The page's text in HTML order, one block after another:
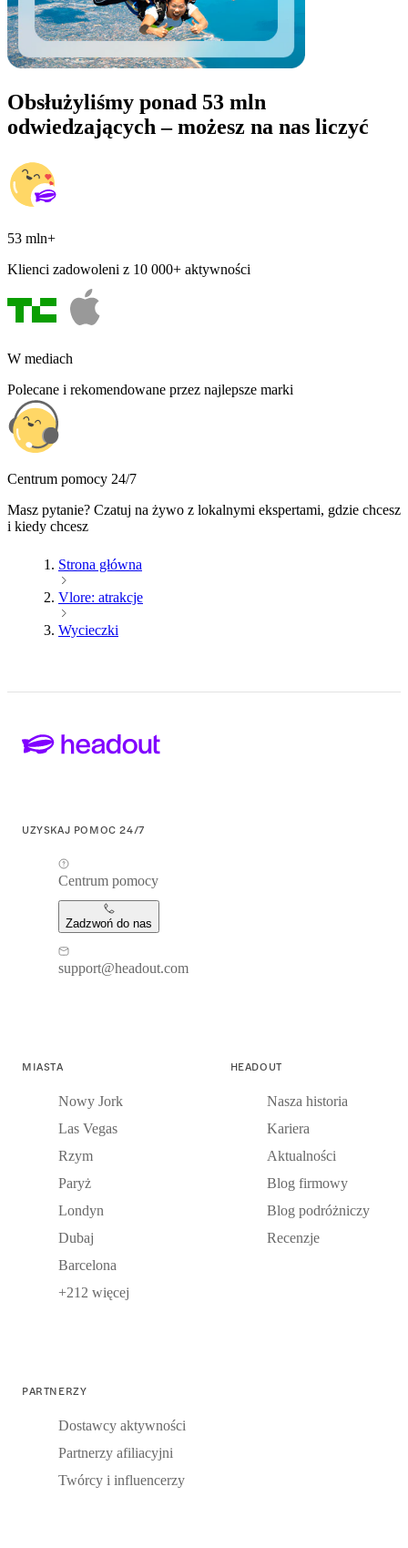
Obsłużyliśmy ponad 53 mln
odwiedzających – możesz na nas liczyć
53 mln+
Klienci zadowoleni z 10 000+ aktywności
W mediach
Polecane i rekomendowane przez najlepsze marki
Centrum pomocy 24/7
Masz pytanie? Czatuj na żywo z lokalnymi ekspertami, gdzie chcesz
i kiedy chcesz
Strona główna
Vlore: atrakcje
Wycieczki
UZYSKAJ POMOC 24/7
Centrum pomocy
Zadzwoń do nas
support@headout.com
MIASTA
Nowy Jork
Las Vegas
Rzym
Paryż
Londyn
Dubaj
Barcelona
+212 więcej
HEADOUT
Nasza historia
Kariera
Aktualności
Blog firmowy
Blog podróżniczy
Recenzje
PARTNERZY
Dostawcy aktywności
Partnerzy afiliacyjni
Twórcy i influencerzy